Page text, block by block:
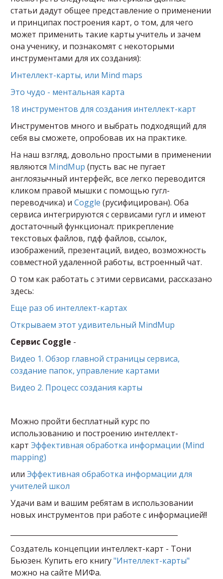
статьи дадут общее представление о применении
и принципах построения карт, о том, для чего
может применить такие карты учитель и зачем
она ученику, и познакомят с некоторыми
инструментами для их создания):
Интеллект-карты, или Mind maps
Это чудо - ментальная карта
18 инструментов для создания интеллект-карт
Инструментов много и выбрать подходящий для
себя вы сможете, опробовав их на практике.
На наш взгляд, довольно простыми в применении
являются MindMup (пусть вас не пугает
англоязычный интерфейс, все легко переводится
кликом правой мышки с помощью гугл-
переводчика) и Coggle (русифицирован). Оба
сервиса интегрируются с сервисами гугл и имеют
достаточный функционал: прикрепление
текстовых файлов, пдф файлов, ссылок,
изображений, презентаций, видео, возможность
совместной удаленной работы, встроенный чат.
О том как работать с этими сервисами, рассказано
здесь:
Еще раз об интеллект-картах
Открываем этот удивительный MindMup
Сервис Coggle -
Видео 1. Обзор главной страницы сервиса,
создание папок, управление картами
Видео 2. Процесс создания карты
Можно пройти бесплатный курс по
использованию и построению интеллект-
карт Эффективная обработка информации (Mind
mapping)
или Эффективная обработка информации для
учителей школ
Удачи вам и вашим ребятам в использовании
новых инструментов при работе с информацией!!
Создатель концепции интеллект-карт - Тони
Бьюзен. Купить его книгу"Интеллект-карты"
можно на сайте МИФа.